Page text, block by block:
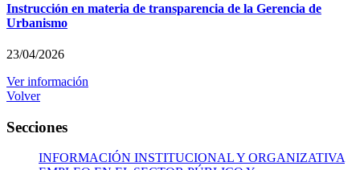
Instrucción en materia de transparencia de la Gerencia de
Urbanismo
23/04/2026
Ver información
Volver
Secciones
INFORMACIÓN INSTITUCIONAL Y ORGANIZATIVA